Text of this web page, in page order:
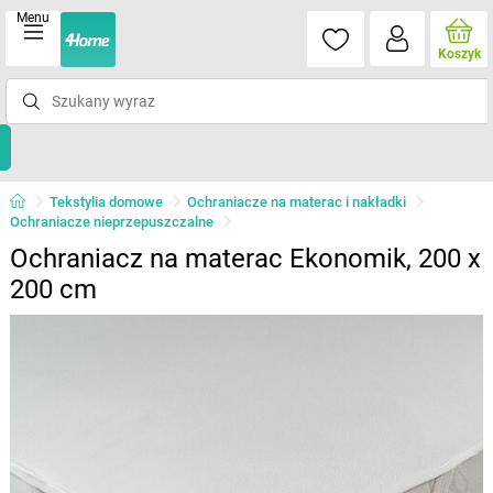
Menu
Koszyk
Tekstylia domowe
Ochraniacze na materac i nakładki
Ochraniacze nieprzepuszczalne
Ochraniacz na materac Ekonomik, 200 x
200 cm